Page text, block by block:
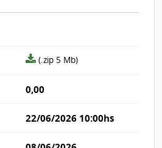
archivo
(.zip 5 Mb)
0,00
22/06/2026 10:00hs